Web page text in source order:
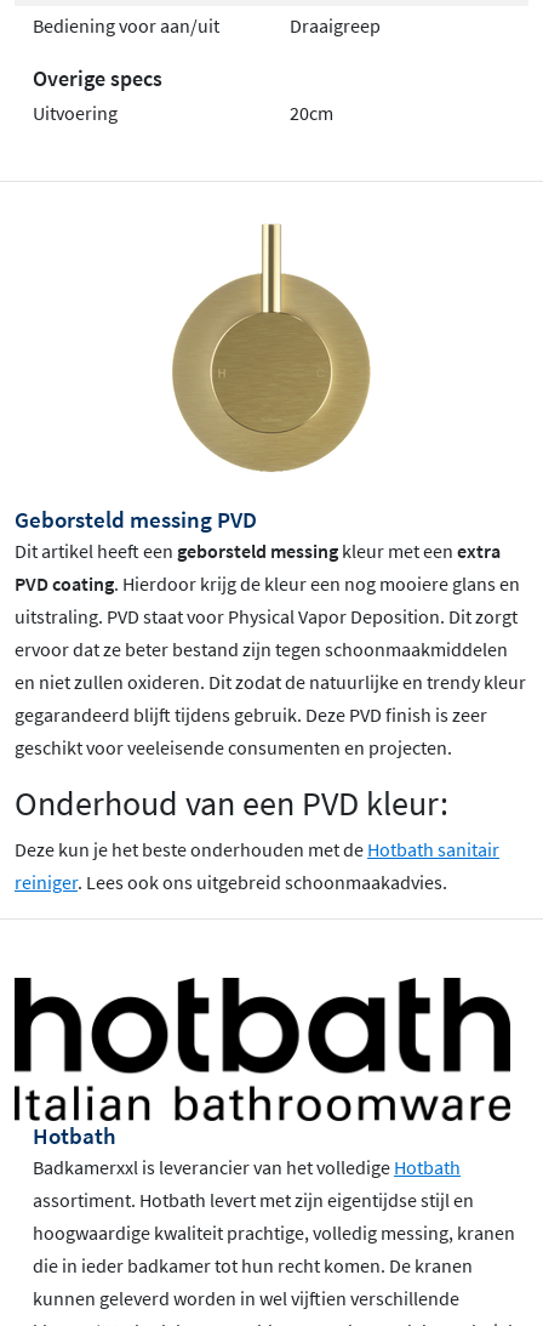
Bediening voor aan/uit Draaigreep
Overige specs
Uitvoering 20cm
Geborsteld messing PVD
Dit artikel heeft een geborsteld messing kleur met een extra
PVD coating. Hierdoor krijg de kleur een nog mooiere glans en
uitstraling. PVD staat voor Physical Vapor Deposition. Dit zorgt
ervoor dat ze beter bestand zijn tegen schoonmaakmiddelen
en niet zullen oxideren. Dit zodat de natuurlijke en trendy kleur
gegarandeerd blijft tijdens gebruik. Deze PVD finish is zeer
geschikt voor veeleisende consumenten en projecten.
Onderhoud van een PVD kleur:
Deze kun je het beste onderhouden met de Hotbath sanitair
reiniger. Lees ook ons uitgebreid schoonmaakadvies.
Hotbath
Badkamerxxl is leverancier van het volledige Hotbath
assortiment. Hotbath levert met zijn eigentijdse stijl en
hoogwaardige kwaliteit prachtige, volledig messing, kranen
die in ieder badkamer tot hun recht komen. De kranen
kunnen geleverd worden in wel vijftien verschillende